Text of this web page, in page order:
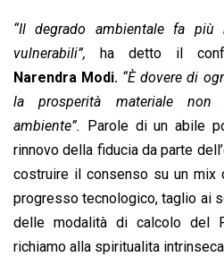
“Il degrado ambientale fa
vulnerabili”, ha detto il
Narendra Modi. “È dovere di
la prosperità materiale non
ambiente”.
Parole di un abile
rinnovo della fiducia da parte
costruire il consenso su un mix
progresso tecnologico, taglio ai
delle modalità di calcolo del
richiamo alla spiritualita